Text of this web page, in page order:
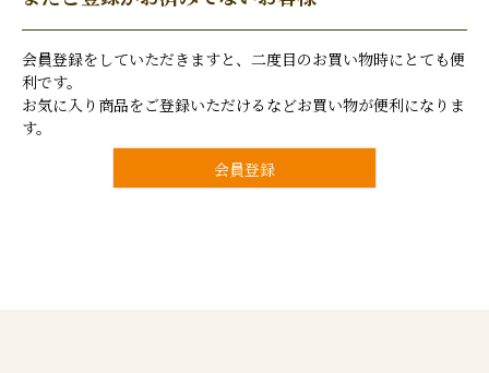
会員登録をしていただきますと、二度目のお買い物時にとても便
利です。
お気に入り商品をご登録いただけるなどお買い物が便利になりま
す。
会員登録